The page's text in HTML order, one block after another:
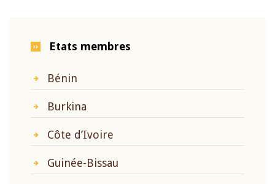
Etats membres
Bénin
Burkina
Côte d’Ivoire
Guinée-Bissau